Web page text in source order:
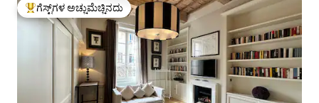
ಗೆಸ್ಟ್‌ಗಳಿಗೆ ಅತಿ ಹೆಚ್ಚು ಅಚ್ಚುಮೆಚ್ಚಿನದು
ಗೆಸ್ಟ್‌ಗಳ ಅಚ್ಚುಮೆಚ್ಚಿನದು